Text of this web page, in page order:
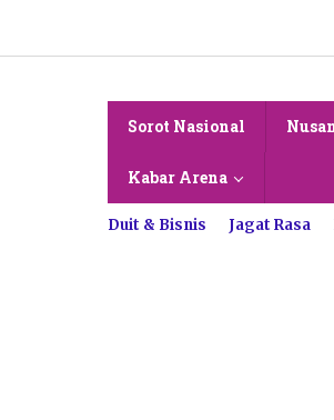
konten
Sorot Nasional
Kabar Arena
Duit & Bisnis Jagat Rasa